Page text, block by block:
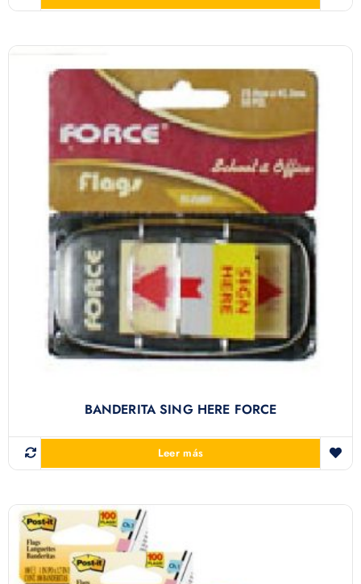
BANDERITA SING HERE FORCE
Leer más